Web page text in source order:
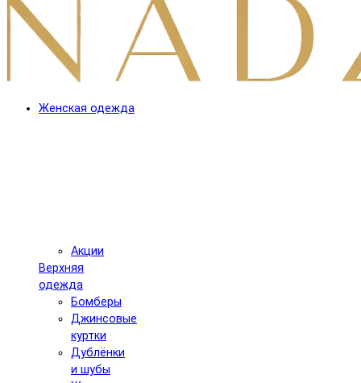
Женская одежда
Акции
Верхняя
одежда
Бомберы
Джинсовые
куртки
Дублёнки
и шубы